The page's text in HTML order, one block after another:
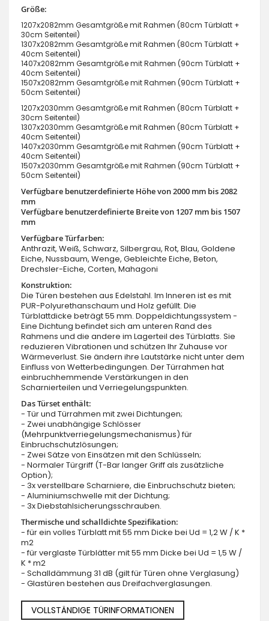
Größe:
1207x2082mm Gesamtgröße mit Rahmen (80cm Türblatt +
30cm Seitenteil)
1307x2082mm Gesamtgröße mit Rahmen (80cm Türblatt +
40cm Seitenteil)
1407x2082mm Gesamtgröße mit Rahmen (90cm Türblatt +
40cm Seitenteil)
1507x2082mm Gesamtgröße mit Rahmen (90cm Türblatt +
50cm Seitenteil)
1207x2030mm Gesamtgröße mit Rahmen (80cm Türblatt +
30cm Seitenteil)
1307x2030mm Gesamtgröße mit Rahmen (80cm Türblatt +
40cm Seitenteil)
1407x2030mm Gesamtgröße mit Rahmen (90cm Türblatt +
40cm Seitenteil)
1507x2030mm Gesamtgröße mit Rahmen (90cm Türblatt +
50cm Seitenteil)
Verfügbare benutzerdefinierte Höhe von 2000 mm bis 2082
mm
Verfügbare benutzerdefinierte Breite von 1207 mm bis 1507
mm
Verfügbare Türfarben:
Anthrazit, Weiß, Schwarz, Silbergrau, Rot, Blau, Goldene
Eiche, Nussbaum, Wenge, Gebleichte Eiche, Beton,
Drechsler-Eiche, Corten, Mahagoni
Konstruktion:
Die Türen bestehen aus Edelstahl. Im Inneren ist es mit
PUR-Polyurethanschaum und Holz gefüllt. Die
Türblattdicke beträgt 55 mm. Doppeldichtungssystem -
Eine Dichtung befindet sich am unteren Rand des
Rahmens und die andere im Lagerteil des Türblatts. Sie
reduzieren Vibrationen und schützen Ihr Zuhause vor
Wärmeverlust. Sie ändern ihre Lautstärke nicht unter dem
Einfluss von Wetterbedingungen. Der Türrahmen hat
einbruchhemmende Verstärkungen in den
Scharnierteilen und Verriegelungspunkten.
Das Türset enthält:
- Tür und Türrahmen mit zwei Dichtungen;
- Zwei unabhängige Schlösser
(Mehrpunktverriegelungsmechanismus) für
Einbruchschutzlösungen;
- Zwei Sätze von Einsätzen mit den Schlüsseln;
- Normaler Türgriff (T-Bar langer Griff als zusätzliche
Option);
- 3x verstellbare Scharniere, die Einbruchschutz bieten;
- Aluminiumschwelle mit der Dichtung;
- 3x Diebstahlsicherungsschrauben.
Thermische und schalldichte Spezifikation:
- für ein volles Türblatt mit 55 mm Dicke bei Ud = 1,2 W / K *
m2
- für verglaste Türblätter mit 55 mm Dicke bei Ud = 1,5 W /
K * m2
- Schalldämmung 31 dB (gilt für Türen ohne Verglasung)
- Glastüren bestehen aus Dreifachverglasungen.
VOLLSTÄNDIGE TÜRINFORMATIONEN